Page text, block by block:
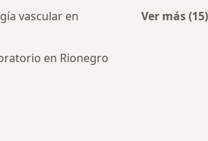
vascular en
en Rionegro
Ver más (15)